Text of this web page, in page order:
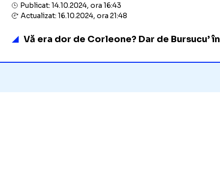
Publicat: 14.10.2024, ora 16:43
Actualizat: 16.10.2024, ora 21:48
Vă era dor de Corleone? Dar de